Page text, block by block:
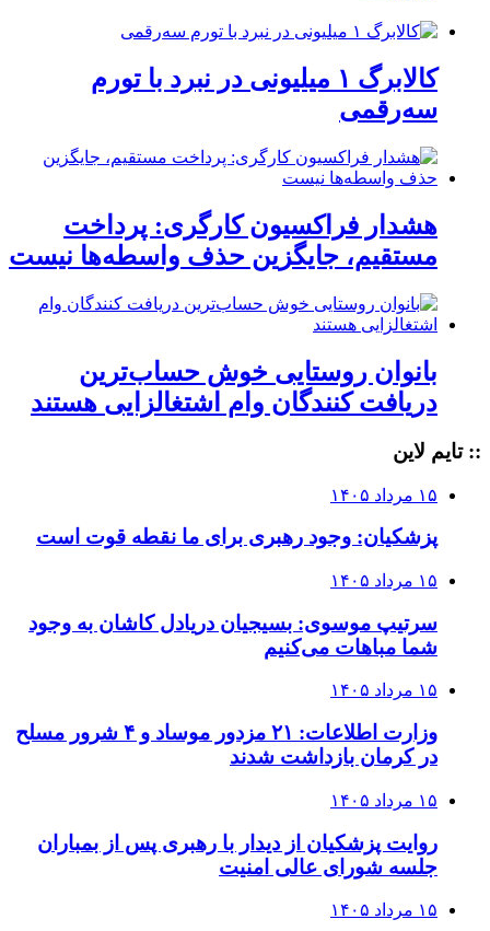
کالابرگ ۱ میلیونی در نبرد با تورم
سه‌رقمی
هشدار فراکسیون کارگری: پرداخت
مستقیم، جایگزین حذف واسطه‌ها نیست
بانوان روستایی خوش حساب‌ترین
دریافت کنندگان وام‌ اشتغالزایی هستند
:: تایم لاین
۱۵ مرداد ۱۴۰۵
پزشکیان: وجود رهبری برای ما نقطه قوت است
۱۵ مرداد ۱۴۰۵
سرتیپ موسوی: بسیجیان دریادل کاشان به وجود
شما مباهات می‌کنیم
۱۵ مرداد ۱۴۰۵
وزارت اطلاعات: ۲۱ مزدور موساد و ۴ شرور مسلح
در کرمان بازداشت شدند
۱۵ مرداد ۱۴۰۵
روایت پزشکیان از دیدار با رهبری پس از بمباران
جلسه شورای عالی امنیت
۱۵ مرداد ۱۴۰۵